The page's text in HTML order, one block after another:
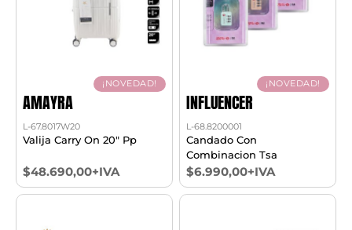
¡NOVEDAD!
AMAYRA
L-67.8017W20
Valija Carry On 20" Pp
$48.690,00+IVA
¡NOVEDAD!
INFLUENCER
L-68.8200001
Candado Con
Combinacion Tsa
$6.990,00+IVA